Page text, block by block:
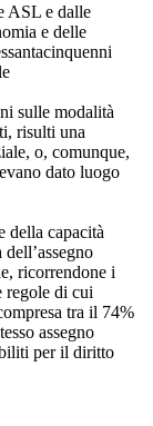
ASL e dalle
e delle
sulle modalità
risulti una
o, comunque,
dato luogo
della capacità
ricorrendone i
regole di cui
tra il 74%
assegno
per il diritto